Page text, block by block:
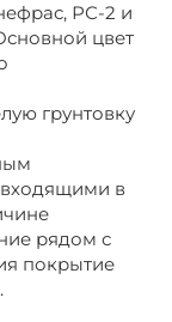
РС-2 и
цвет
грунтовку
входящими в
рядом с
покрытие